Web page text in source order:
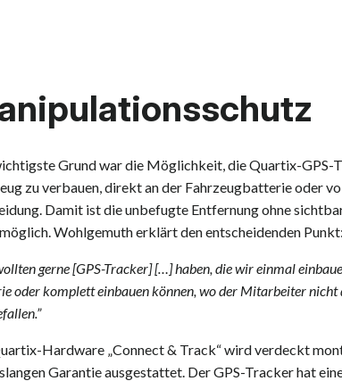
Grund war die Möglichkeit, die Quartix-GPS-
zu verbauen, direkt an der Fahrzeugbatterie oder
Damit ist die unbefugte Entfernung ohne
Wohlgemuth erklärt den entscheidenden Punkt:
gerne [GPS-Tracker] […] haben, die wir einmal
oder komplett einbauen können, wo der Mitarbeiter nicht
Hardware „Connect & Track“ wird verdeckt
Garantie ausgestattet. Der GPS-Tracker hat